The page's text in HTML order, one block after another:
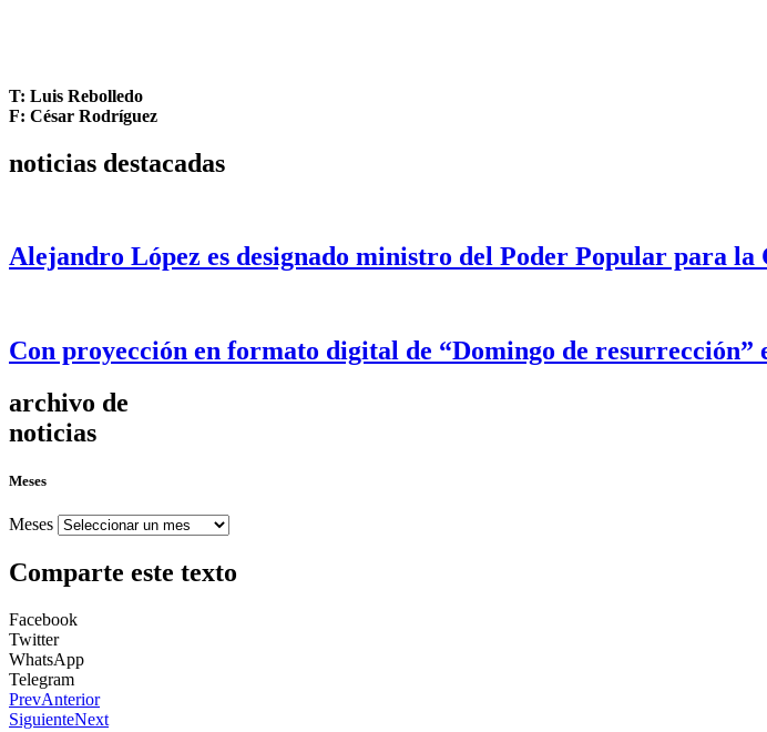
T: Luis Rebolledo
F: César Rodríguez
noticias destacadas
Alejandro López es designado ministro del Poder Popular para
Con proyección en formato digital de “Domingo de resurrección”
archivo de
noticias
Meses
Meses
Comparte este texto
Facebook
Twitter
WhatsApp
Telegram
PrevAnterior
SiguienteNext